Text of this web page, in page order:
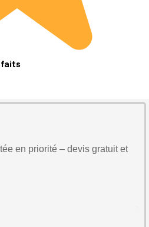
en priorité – devis gratuit et